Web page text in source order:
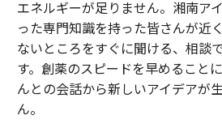
エネルギーが足りません。湘南ア
った専門知識を持った皆さんが近
ないところをすぐに聞ける、相談
す。創薬のスピードを早めること
んとの会話から新しいアイデアが
ん。